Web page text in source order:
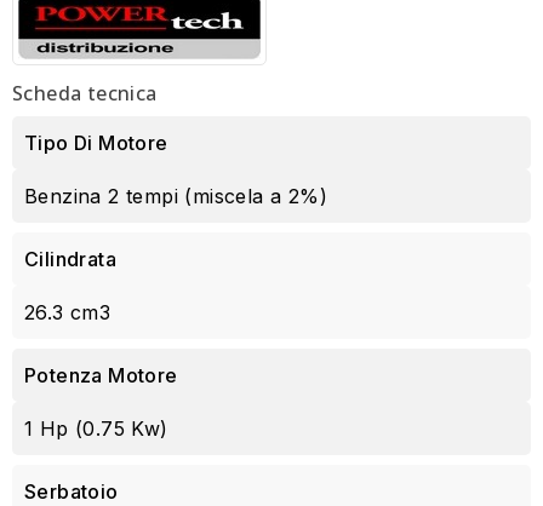
Scheda tecnica
Tipo Di Motore
Benzina 2 tempi (miscela a 2%)
Cilindrata
26.3 cm3
Potenza Motore
1 Hp (0.75 Kw)
Serbatoio